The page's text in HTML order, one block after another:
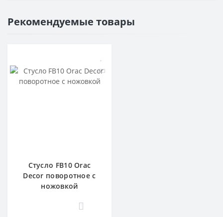
Рекомендуемые товары
Стусло FB10 Orac
Decor поворотное с
ножовкой
1